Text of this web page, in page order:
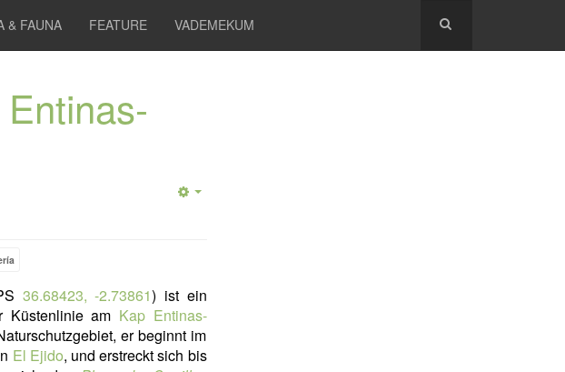
& FAUNA FEATURE VADEMEKUM
36.68423, -2.73861) ist ein
Küstenlinie am Kap Entinas-
er beginnt im
El Ejido, und erstreckt sich bis